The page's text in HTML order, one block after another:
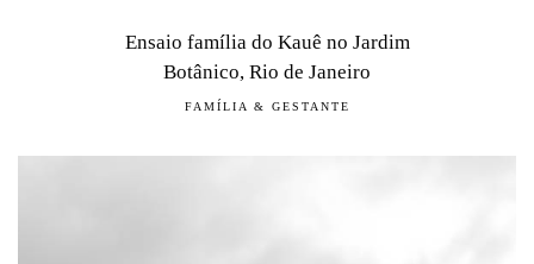
Ensaio família do Kauê no Jardim
Botânico, Rio de Janeiro
FAMÍLIA & GESTANTE